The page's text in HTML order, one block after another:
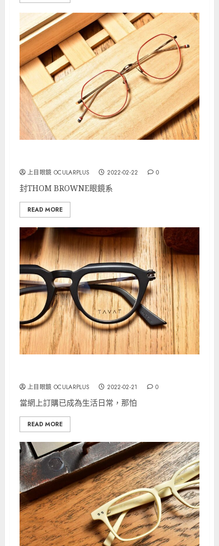
上目眼鏡 OCULARPLUS 2022-02-22 0
封THOM BROWNE眼鏡系
READ MORE
上目眼鏡 OCULARPLUS 2022-02-21 0
當網上訂購已成為生活日常，那怕
READ MORE